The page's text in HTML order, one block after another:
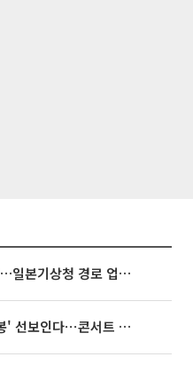
태풍 '돌핀' 오키나와 접근…일본기상청 경로 업데이트
빅뱅, 20주년 기념 '새 뱅봉' 선보인다⋯콘서트 앞두고 팝업 개최